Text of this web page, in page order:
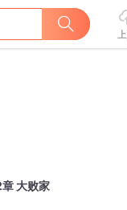
大败家